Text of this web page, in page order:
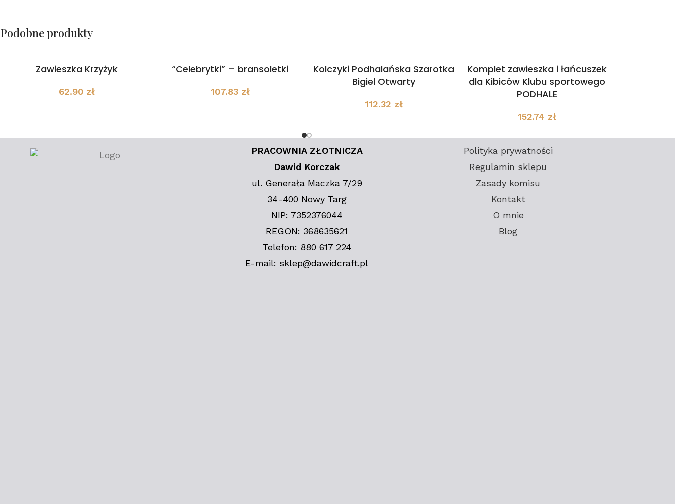
Podobne produkty
Zawieszka Krzyżyk
62.90 zł
“Celebrytki” – bransoletki
107.83 zł
Kolczyki Podhalańska Szarotka
Bigiel Otwarty
112.32 zł
Komplet zawieszka i łańcuszek
dla Kibiców Klubu sportowego
PODHALE
152.74 zł
PRACOWNIA ZŁOTNICZA
Dawid Korczak
ul. Generała Maczka 7/29
34-400 Nowy Targ
NIP: 7352376044
REGON: 368635621
Telefon: 880 617 224
E-mail: sklep@dawidcraft.pl
Polityka prywatności
Regulamin sklepu
Zasady komisu
Kontakt
O mnie
Blog